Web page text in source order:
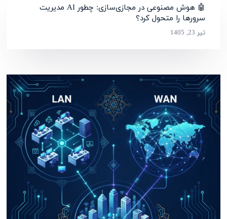
🤖 هوش مصنوعی در مجازی‌سازی: چطور AI مدیریت
سرورها را متحول کرد؟
تیر 23, 1405